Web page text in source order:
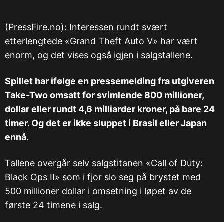
(PressFire.no): Interessen rundt svært
etterlengtede «Grand Theft Auto V» har vært
enorm, og det vises også igjen i salgstallene.
Spillet har ifølge en pressemelding fra utgiveren
Take-Two omsatt for svimlende 800 millioner,
dollar eller rundt 4,6 milliarder kroner, på bare 24
timer. Og det er ikke sluppet i Brasil eller Japan
ennå.
Tallene overgår selv salgstitanen «Call of Duty:
Black Ops II» som i fjor slo seg på brystet med
500 millioner dollar i omsetning i løpet av de
første 24 timene i salg.